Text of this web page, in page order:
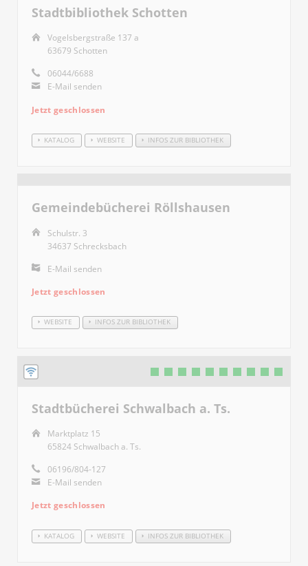
Stadtbibliothek Schotten
Vogelsbergstraße 137 a
63679 Schotten
06044/6688
E-Mail senden
Jetzt geschlossen
KATALOG WEBSITE INFOS ZUR BIBLIOTHEK
Gemeindebücherei Röllshausen
Schulstr. 3
34637 Schrecksbach
E-Mail senden
Jetzt geschlossen
WEBSITE INFOS ZUR BIBLIOTHEK
Stadtbücherei Schwalbach a. Ts.
Marktplatz 15
65824 Schwalbach a. Ts.
06196/804-127
E-Mail senden
Jetzt geschlossen
KATALOG WEBSITE INFOS ZUR BIBLIOTHEK